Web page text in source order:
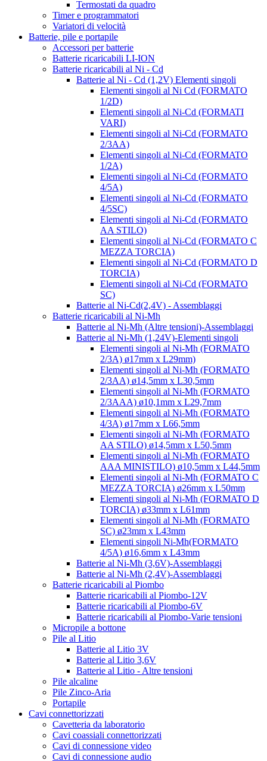
Termostati da quadro
Timer e programmatori
Variatori di velocità
Batterie, pile e portapile
Accessori per batterie
Batterie ricaricabili LI-ION
Batterie ricaricabili al Ni - Cd
Batterie al Ni - Cd (1,2V) Elementi singoli
Elementi singoli al Ni Cd (FORMATO
1/2D)
Elementi singoli al Ni-Cd (FORMATI
VARI)
Elementi singoli al Ni-Cd (FORMATO
2/3AA)
Elementi singoli al Ni-Cd (FORMATO
1/2A)
Elementi singoli al Ni-Cd (FORMATO
4/5A)
Elementi singoli al Ni-Cd (FORMATO
4/5SC)
Elementi singoli al Ni-Cd (FORMATO
AA STILO)
Elementi singoli al Ni-Cd (FORMATO C
MEZZA TORCIA)
Elementi singoli al Ni-Cd (FORMATO D
TORCIA)
Elementi singoli al Ni-Cd (FORMATO
SC)
Batterie al Ni-Cd(2,4V) - Assemblaggi
Batterie ricaricabili al Ni-Mh
Batterie al Ni-Mh (Altre tensioni)-Assemblaggi
Batterie al Ni-Mh (1,24V)-Elementi singoli
Elementi singoli al Ni-Mh (FORMATO
2/3A) ø17mm x L29mm)
Elementi singoli al Ni-Mh (FORMATO
2/3AA) ø14,5mm x L30,5mm
Elementi singoli al Ni-Mh (FORMATO
2/3AAA) ø10,1mm x L29,7mm
Elementi singoli al Ni-Mh (FORMATO
4/3A) ø17mm x L66,5mm
Elementi singoli al Ni-Mh (FORMATO
AA STILO) ø14,5mm x L50,5mm
Elementi singoli al Ni-Mh (FORMATO
AAA MINISTILO) ø10,5mm x L44,5mm
Elementi singoli al Ni-Mh (FORMATO C
MEZZA TORCIA) ø26mm x L50mm
Elementi singoli al Ni-Mh (FORMATO D
TORCIA) ø33mm x L61mm
Elementi singoli al Ni-Mh (FORMATO
SC) ø23mm x L43mm
Elementi singoli Ni-Mh(FORMATO
4/5A) ø16,6mm x L43mm
Batterie al Ni-Mh (3,6V)-Assemblaggi
Batterie al Ni-Mh (2,4V)-Assemblaggi
Batterie ricaricabili al Piombo
Batterie ricaricabili al Piombo-12V
Batterie ricaricabili al Piombo-6V
Batterie ricaricabili al Piombo-Varie tensioni
Micropile a bottone
Pile al Litio
Batterie al Litio 3V
Batterie al Litio 3,6V
Batterie al Litio - Altre tensioni
Pile alcaline
Pile Zinco-Aria
Portapile
Cavi connettorizzati
Cavetteria da laboratorio
Cavi coassiali connettorizzati
Cavi di connessione video
Cavi di connessione audio